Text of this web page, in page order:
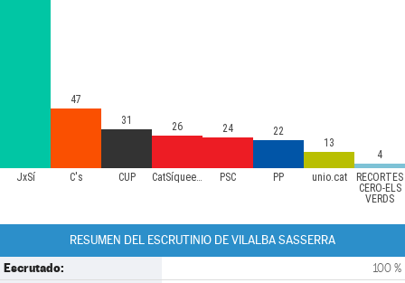
JxSí C's CUP CatSíqueesPot PSC PP unio.cat
RECORTES
CERO-ELS
VERDS
47
31
26 24
22
13
4
RESUMEN DEL ESCRUTINIO DE VILALBA SASSERRA
Escrutado: 100 %